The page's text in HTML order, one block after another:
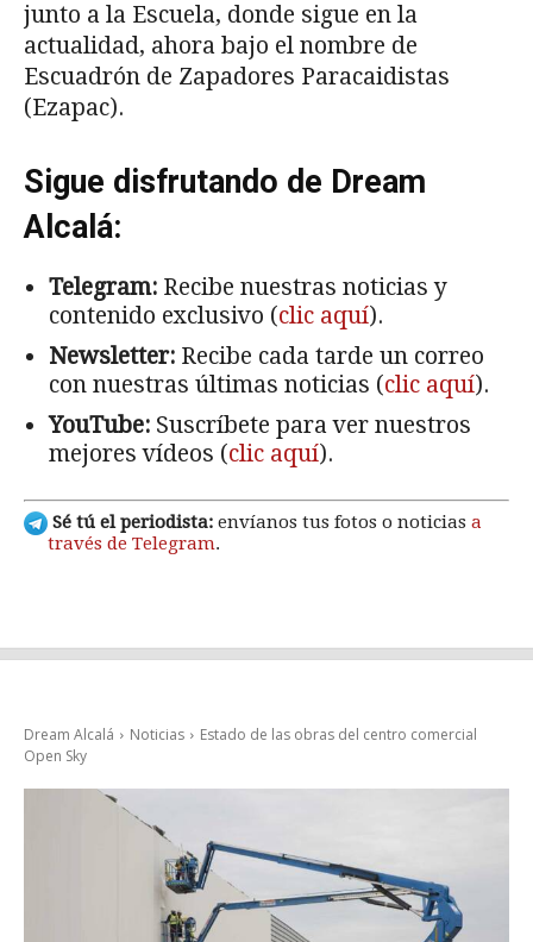
junto a la Escuela, donde sigue en la
actualidad, ahora bajo el nombre de
Escuadrón de Zapadores Paracaidistas
(Ezapac).
Sigue disfrutando de Dream
Alcalá:
Telegram: Recibe nuestras noticias y
contenido exclusivo (clic aquí).
Newsletter: Recibe cada tarde un correo
con nuestras últimas noticias (clic aquí).
YouTube: Suscríbete para ver nuestros
mejores vídeos (clic aquí).
Sé tú el periodista: envíanos tus fotos o noticias a
través de Telegram.